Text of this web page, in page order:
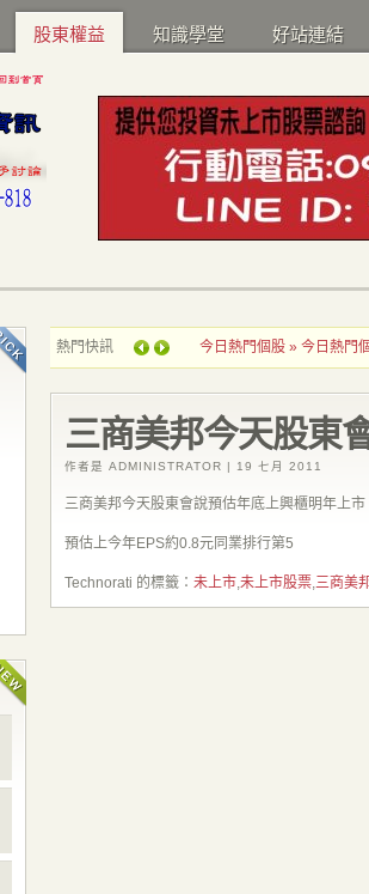
股東權益 知識學堂 好站連結
熱門快訊 今日熱門個股 » 今日熱門
三商美邦今天股東
作者是 ADMINISTRATOR | 19 七月 2011
三商美邦今天股東會說預估年底上興櫃明年上市
預估上今年EPS約0.8元同業排行第5
Technorati 的標籤： 未上市,未上市股票,三商美